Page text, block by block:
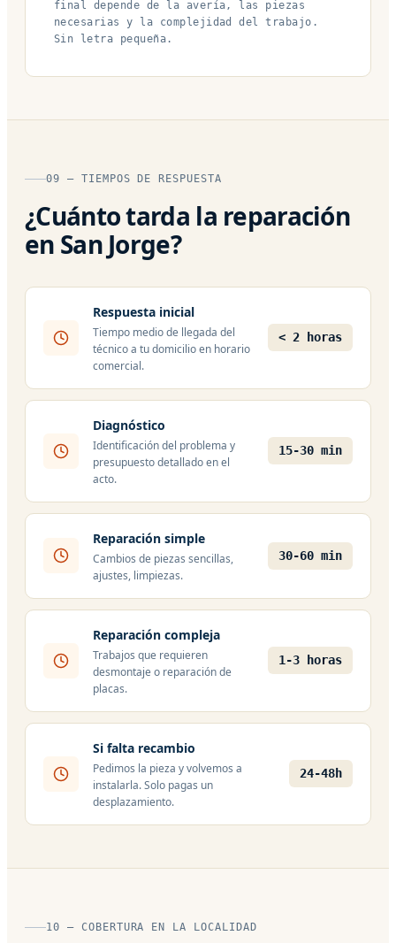
final depende de la avería, las piezas
necesarias y la complejidad del trabajo.
Sin letra pequeña.
09 — TIEMPOS DE RESPUESTA
¿Cuánto tarda la reparación
en San Jorge?
Respuesta inicial
Tiempo medio de llegada del
técnico a tu domicilio en horario
comercial.
< 2 horas
Diagnóstico
Identificación del problema y
presupuesto detallado en el
acto.
15-30 min
Reparación simple
Cambios de piezas sencillas,
ajustes, limpiezas.
30-60 min
Reparación compleja
Trabajos que requieren
desmontaje o reparación de
placas.
1-3 horas
Si falta recambio
Pedimos la pieza y volvemos a
instalarla. Solo pagas un
desplazamiento.
24-48h
10 — COBERTURA EN LA LOCALIDAD